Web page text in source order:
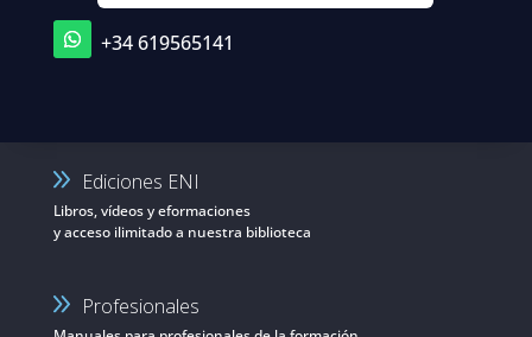
+34 619565141
Ediciones ENI
Libros, vídeos y eformaciones
y acceso ilimitado a nuestra biblioteca
Profesionales